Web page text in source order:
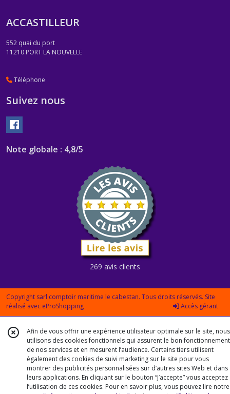
ACCASTILLEUR
552 quai du port
11210 PORT LA NOUVELLE
Téléphone
Suivez nous
Note globale : 4,8/5
269 avis clients
Copyright sarl comptoir maritime le cabestan. Tous droits réservés. Site
réalisé avec eProShopping Accès gérant
Afin de vous offrir une expérience utilisateur optimale sur le site, nous
utilisons des cookies fonctionnels qui assurent le bon fonctionnement
de nos services et en mesurent l’audience. Certains tiers utilisent
également des cookies de suivi marketing sur le site pour vous
montrer des publicités personnalisées sur d’autres sites Web et dans
leurs applications. En cliquant sur le bouton “J’accepte” vous acceptez
l’utilisation de ces cookies. Pour en savoir plus, vous pouvez lire notre